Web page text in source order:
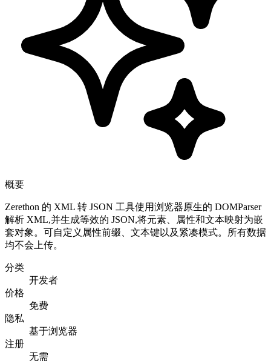
概要
Zerethon 的 XML 转 JSON 工具使用浏览器原生的 DOMParser
解析 XML,并生成等效的 JSON,将元素、属性和文本映射为嵌
套对象。可自定义属性前缀、文本键以及紧凑模式。所有数据
均不会上传。
分类
开发者
价格
免费
隐私
基于浏览器
注册
无需